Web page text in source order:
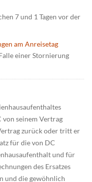
7 und 1 Tagen vor der
am Anreisetag
einer Stornierung
von seinem Vertrag
zurück oder tritt er
für die von DC
und für
des Ersatzes
und die gewöhnlich